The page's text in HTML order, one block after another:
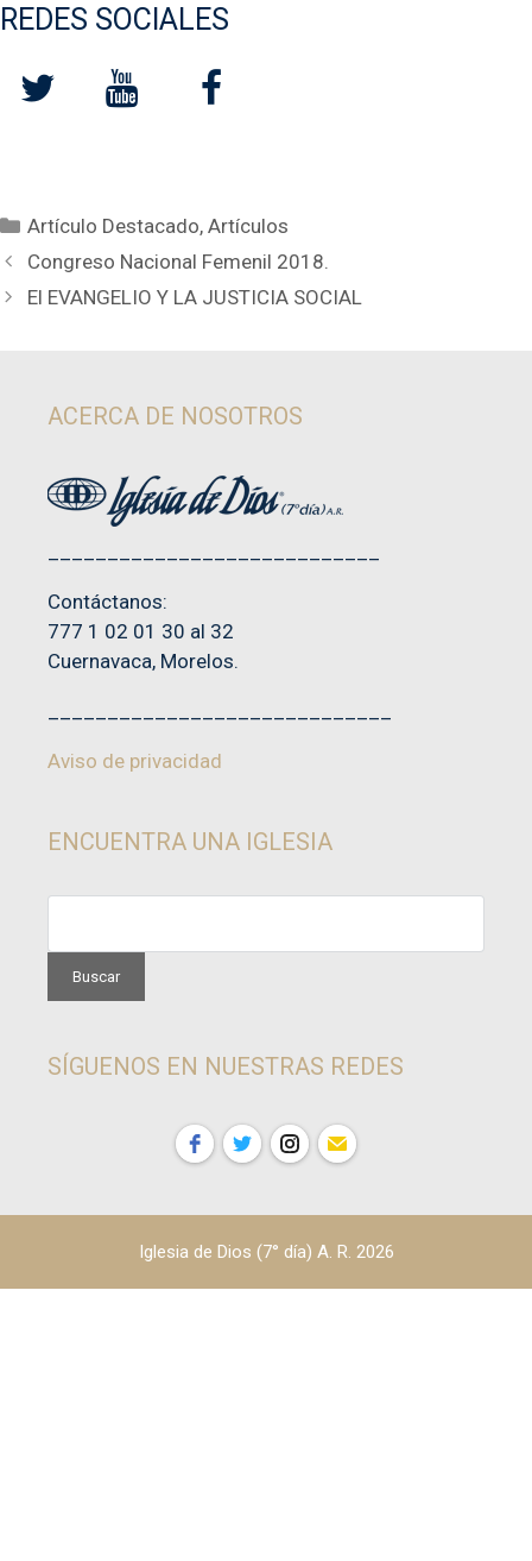
REDES SOCIALES
Categorías
Artículo Destacado,Artículos
Congreso Nacional Femenil 2018.
El EVANGELIO Y LA JUSTICIA SOCIAL
ACERCA DE NOSOTROS
Contáctanos:
777 1 02 01 30 al 32
Cuernavaca, Morelos.
Aviso de privacidad
ENCUENTRA UNA IGLESIA
SÍGUENOS EN NUESTRAS REDES
Iglesia de Dios (7° día) A. R. 2026